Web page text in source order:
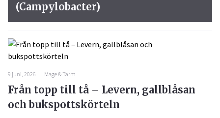
(Campylobacter)
9 juni, 2026 Mage & Tarm
Från topp till tå – Levern, gallblåsan
och bukspottskörteln